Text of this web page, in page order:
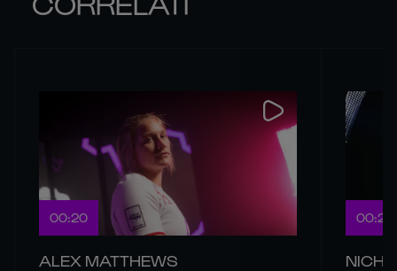
00:20
ALEX MATTHEWS
00:21